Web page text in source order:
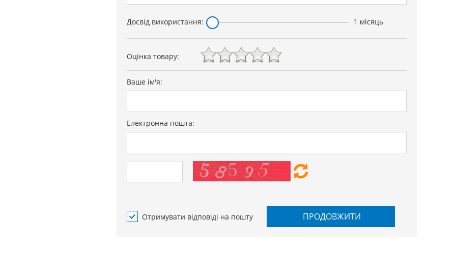
Досвід використання: 1 місяць
Оцінка товару:
Ваше ім'я:
Електронна пошта:
Отримувати відповіді на пошту ПРОДОВЖИТИ